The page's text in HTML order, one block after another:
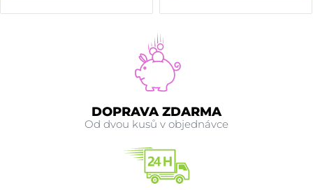
DOPRAVA ZDARMA
Od dvou kusů v objednávce